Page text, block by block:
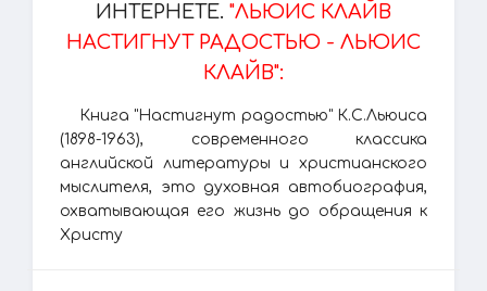
ИНТЕРНЕТЕ. "ЛЬЮИС КЛАЙВ
НАСТИГНУТ РАДОСТЬЮ - ЛЬЮИС
КЛАЙВ":
Книга "Настигнут радостью" К.С.Льюиса
(1898-1963), современного классика
английской литературы и христианского
мыслителя, это духовная автобиография,
охватывающая его жизнь до обращения к
Христу